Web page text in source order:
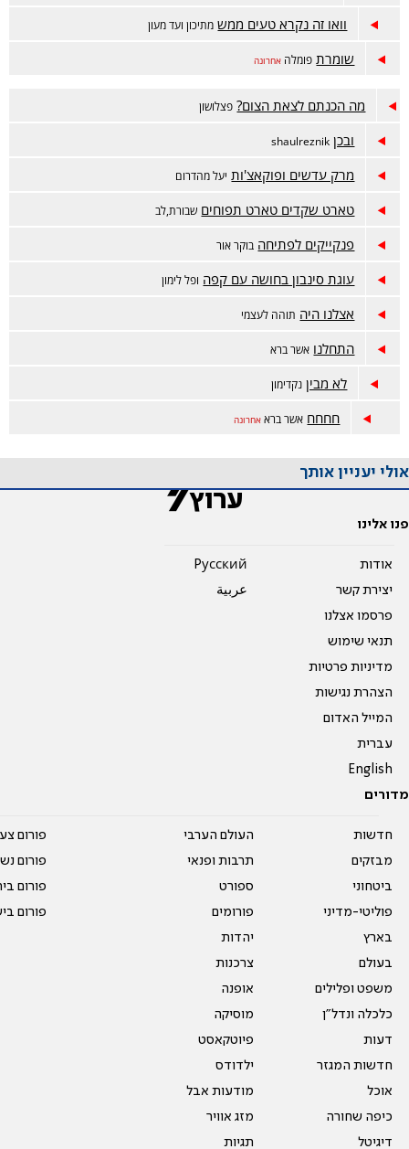
וואו זה נקרא טעים ממש מתיכון ועד מעון
שומרת פומלה אחרונה
מה הכנתם לצאת הצום? פצלושון
ובכן shaulreznik
מרק עדשים ופוקאצ'ות יעל מהדרום
טארט שקדים טארט תפוחים שבורת,לב
פנקייקים לפתיחה בוקר אור
עוגת סינבון בחושה עם קפה ופל לימון
אצלנו היה תוהה לעצמי
התחלנו אשר ברא
לא מבין נקדימון
חחחח אשר ברא אחרונה
אולי יעניין אותך
פנו אלינו
אודות
יצירת קשר
פרסמו אצלנו
תנאי שימוש
מדיניות פרטיות
הצהרת נגישות
המייל האדום
עברית
English
Pусский
عربية
מדורים
חדשות
מבזקים
ביטחוני
פוליטי-מדיני
בארץ
בעולם
משפט ופלילים
כלכלה ונדל"ן
דעות
חדשות המגזר
אוכל
כיפה שחורה
דיגיטל
העולם הערבי
תרבות ופנאי
ספורט
פורומים
יהדות
צרכנות
אופנה
מוסיקה
פיוטקאסט
ילדודס
מודעות אבל
מזג אוויר
תגיות
פורום
פורום
פורום
פורום